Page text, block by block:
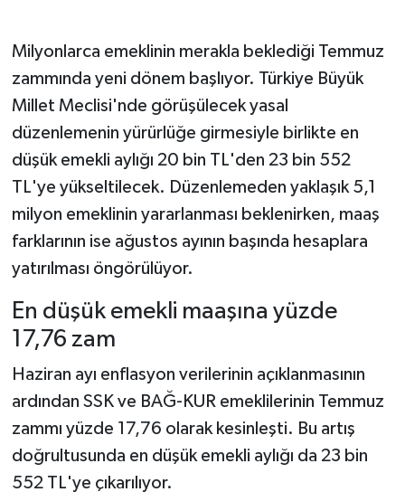
Milyonlarca emeklinin merakla beklediği Temmuz
zammında yeni dönem başlıyor. Türkiye Büyük
Millet Meclisi'nde görüşülecek yasal
düzenlemenin yürürlüğe girmesiyle birlikte en
düşük emekli aylığı 20 bin TL'den 23 bin 552
TL'ye yükseltilecek. Düzenlemeden yaklaşık 5,1
milyon emeklinin yararlanması beklenirken, maaş
farklarının ise ağustos ayının başında hesaplara
yatırılması öngörülüyor.
En düşük emekli maaşına yüzde
17,76 zam
Haziran ayı enflasyon verilerinin açıklanmasının
ardından SSK ve BAĞ-KUR emeklilerinin Temmuz
zammı yüzde 17,76 olarak kesinleşti. Bu artış
doğrultusunda en düşük emekli aylığı da 23 bin
552 TL'ye çıkarılıyor.